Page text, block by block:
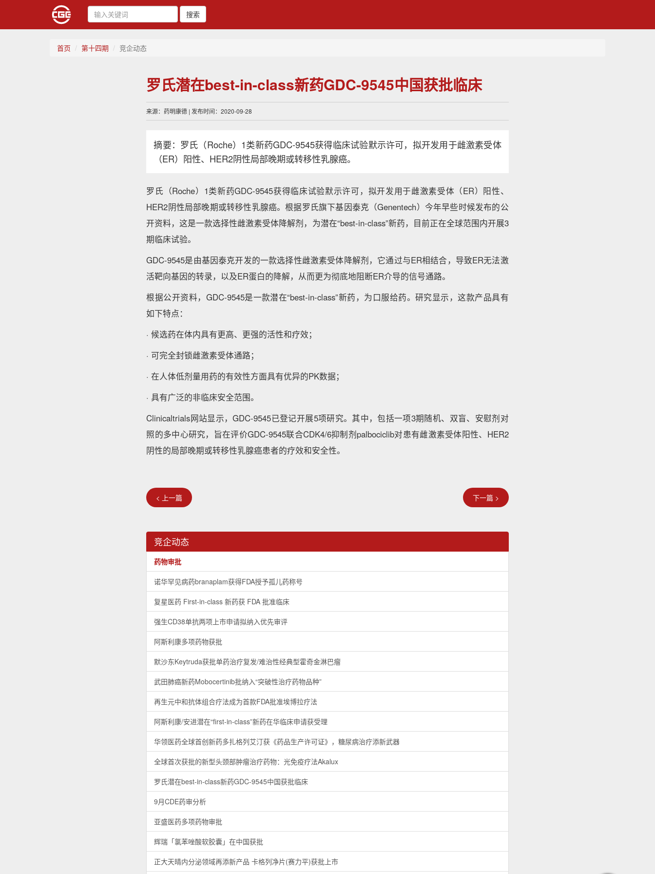
搜索
首页 第十四期 竞企动态
罗氏潜在best-in-class新药GDC-9545中国获批临床
来源：药明康德 | 发布时间：2020-09-28
摘要：罗氏（Roche）1类新药GDC-9545获得临床试验默示许可，拟开发用于雌激素受体
（ER）阳性、HER2阴性局部晚期或转移性乳腺癌。
罗氏（Roche）1类新药GDC-9545获得临床试验默示许可，拟开发用于雌激素受体（ER）阳性、
HER2阴性局部晚期或转移性乳腺癌。根据罗氏旗下基因泰克（Genentech）今年早些时候发布的公
开资料，这是一款选择性雌激素受体降解剂，为潜在“best-in-class”新药，目前正在全球范围内开展3
期临床试验。
GDC-9545是由基因泰克开发的一款选择性雌激素受体降解剂，它通过与ER相结合，导致ER无法激
活靶向基因的转录，以及ER蛋白的降解，从而更为彻底地阻断ER介导的信号通路。
根据公开资料，GDC-9545是一款潜在“best-in-class”新药，为口服给药。研究显示，这款产品具有
如下特点：
· 候选药在体内具有更高、更强的活性和疗效；
· 可完全封锁雌激素受体通路；
· 在人体低剂量用药的有效性方面具有优异的PK数据；
· 具有广泛的非临床安全范围。
Clinicaltrials网站显示，GDC-9545已登记开展5项研究。其中，包括一项3期随机、双盲、安慰剂对
照的多中心研究，旨在评价GDC-9545联合CDK4/6抑制剂palbociclib对患有雌激素受体阳性、HER2
阴性的局部晚期或转移性乳腺癌患者的疗效和安全性。
< 上一篇 下一篇 >
竞企动态
药物审批
诺华罕见病药branaplam获得FDA授予孤儿药称号
复星医药 First-in-class 新药获 FDA 批准临床
强生CD38单抗两项上市申请拟纳入优先审评
阿斯利康多项药物获批
默沙东Keytruda获批单药治疗复发/难治性经典型霍奇金淋巴瘤
武田肺癌新药Mobocertinib批纳入“突破性治疗药物品种”
再生元中和抗体组合疗法成为首款FDA批准埃博拉疗法
阿斯利康/安进潜在“first-in-class”新药在华临床申请获受理
华领医药全球首创新药多扎格列艾汀获《药品生产许可证》，糖尿病治疗添新武器
全球首次获批的新型头颈部肿瘤治疗药物：光免疫疗法Akalux
罗氏潜在best-in-class新药GDC-9545中国获批临床
9月CDE药审分析
亚盛医药多项药物审批
辉瑞「氯苯唑酸软胶囊」在中国获批
正大天晴内分泌领域再添新产品 卡格列净片(赛力平)获批上市